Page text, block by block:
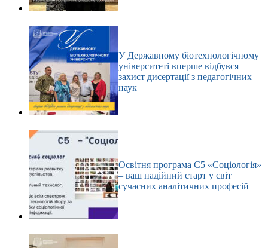
У Державному біотехнологічному
університеті вперше відбувся
захист дисертації з педагогічних
наук
Освітня програма С5 «Соціологія»
– ваш надійний старт у світ
сучасних аналітичних професій